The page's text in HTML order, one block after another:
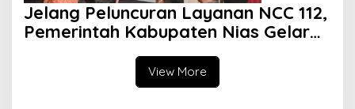
Jelang Peluncuran Layanan NCC 112,
Pemerintah Kabupaten Nias Gelar
View More